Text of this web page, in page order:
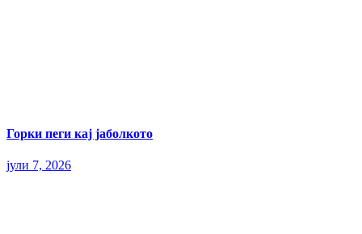
Горки пеги кај јаболкото
јули 7, 2026